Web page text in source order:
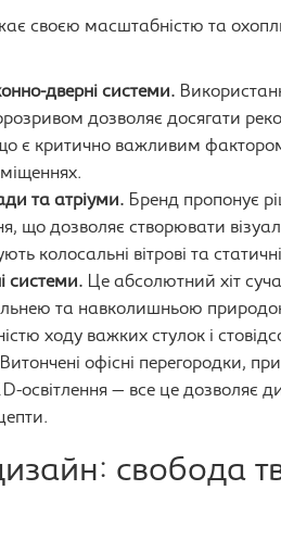
своєю масштабністю та
дверні системи.
дозволяє досягати
є критично важливим
та атріуми. Бренд пропонує
що дозволяє створювати
колосальні вітрові та
системи. Це абсолютний хіт
та навколишньою
ходу важких стулок і
Витончені офісні перегородки,
освітлення — все це дозволяє
свобода